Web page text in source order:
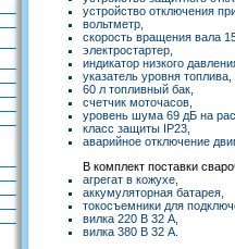
устройство отключения
вольтметр,
скорость вращения вала
электростартер,
индикатор низкого
указатель уровня топлива,
60 л топливный бак,
счетчик моточасов,
уровень шума 69 дБ на
класс защиты IP23,
аварийное отключение
В комплект поставки
агрегат в кожухе,
аккумуляторная батарея,
токосъемники для
вилка 220 В 32 А,
вилка 380 В 32 А.